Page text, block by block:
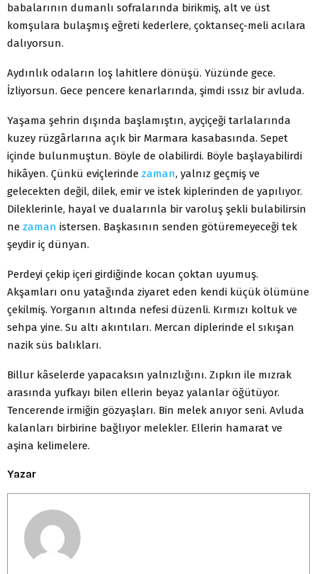
babalarının dumanlı sofralarında birikmiş, alt ve üst
komşulara bulaşmış eğreti kederlere, çoktanseç-meli acılara
dalıyorsun.
Aydınlık odaların loş lahitlere dönüşü. Yüzünde gece.
İzliyorsun. Gece pencere kenarlarında, şimdi ıssız bir avluda.
Yaşama şehrin dışında başlamıştın, ayçiçeği tarlalarında
kuzey rüzgârlarına açık bir Marmara kasabasında. Sepet
içinde bulunmuştun. Böyle de olabilirdi. Böyle başlayabilirdi
hikâyen. Çünkü eviçlerinde zaman, yalnız geçmiş ve
gelecekten değil, dilek, emir ve istek kiplerinden de yapılıyor.
Dileklerinle, hayal ve dualarınla bir varoluş şekli bulabilirsin
ne zaman istersen. Başkasının senden götüremeyeceği tek
şeydir iç dünyan.
Perdeyi çekip içeri girdiğinde kocan çoktan uyumuş.
Akşamları onu yatağında ziyaret eden kendi küçük ölümüne
çekilmiş. Yorganın altında nefesi düzenli. Kırmızı koltuk ve
sehpa yine. Su altı akıntıları. Mercan diplerinde el sıkışan
nazik süs balıkları.
Billur kâselerde yapacaksın yalnızlığını. Zıpkın ile mızrak
arasında yufkayı bilen ellerin beyaz yalanlar öğütüyor.
Tencerende irmiğin gözyaşları. Bin melek anıyor seni. Avluda
kalanları birbirine bağlıyor melekler. Ellerin hamarat ve
aşina kelimelere.
Yazar